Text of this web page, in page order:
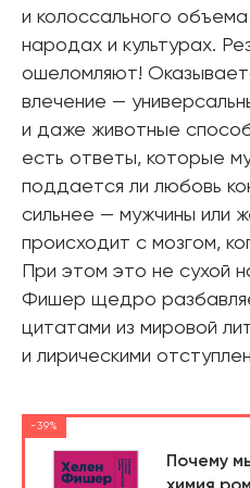
и колоссального
народах и культурах.
ошеломляют!
влечение —
и даже животные
есть ответы, которые
поддается ли любовь
сильнее — мужчины или
происходит с мозгом,
При этом это не сухой
Фишер щедро
цитатами из мировой
и лирическими
-39%
Почему